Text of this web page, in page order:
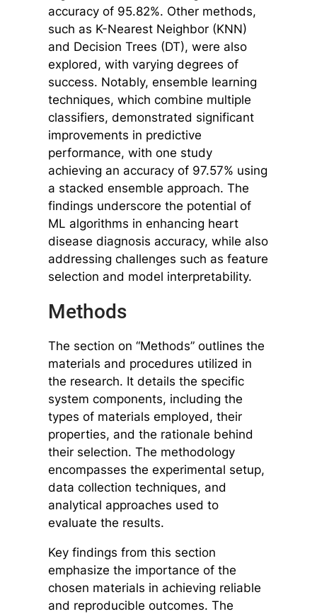
accuracy of 95.82%. Other methods,
such as K-Nearest Neighbor (KNN)
and Decision Trees (DT), were also
explored, with varying degrees of
success. Notably, ensemble learning
techniques, which combine multiple
classifiers, demonstrated significant
improvements in predictive
performance, with one study
achieving an accuracy of 97.57% using
a stacked ensemble approach. The
findings underscore the potential of
ML algorithms in enhancing heart
disease diagnosis accuracy, while also
addressing challenges such as feature
selection and model interpretability.
Methods
The section on “Methods” outlines the
materials and procedures utilized in
the research. It details the specific
system components, including the
types of materials employed, their
properties, and the rationale behind
their selection. The methodology
encompasses the experimental setup,
data collection techniques, and
analytical approaches used to
evaluate the results.
Key findings from this section
emphasize the importance of the
chosen materials in achieving reliable
and reproducible outcomes. The